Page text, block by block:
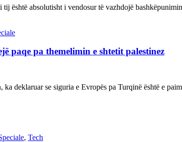
është absolutisht i vendosur të vazhdojë
paqe pa themelimin e shtetit palestinez
deklaruar se siguria e Evropës pa Turqinë është e
, Tech